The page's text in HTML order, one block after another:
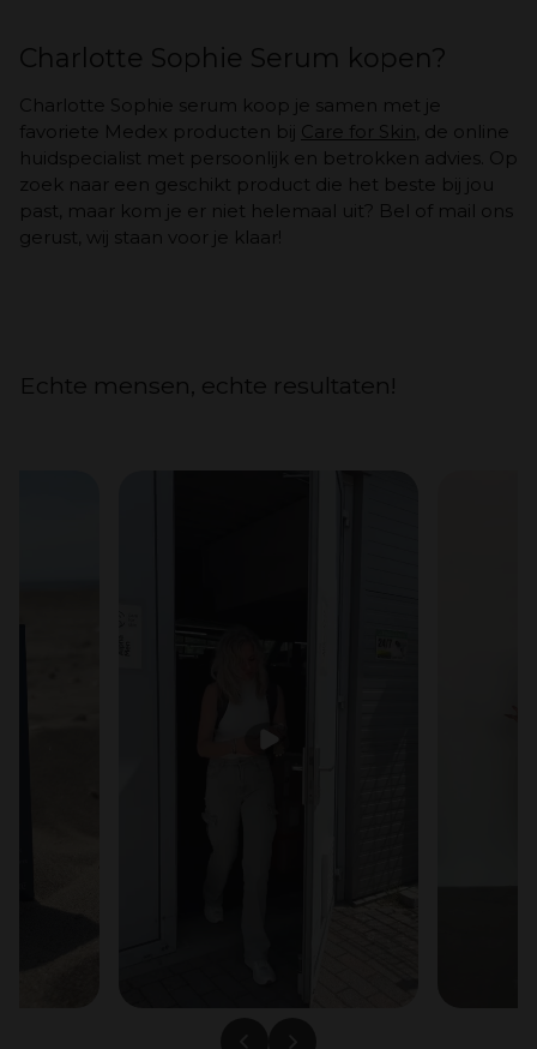
Charlotte Sophie Serum kopen?
Charlotte Sophie serum koop je samen met je
favoriete Medex producten bij Care for Skin , de online
huidspecialist met persoonlijk en betrokken advies. Op
zoek naar een geschikt product die het beste bij jou
past, maar kom je er niet helemaal uit? Bel of mail ons
gerust, wij staan voor je klaar!
Echte mensen, echte resultaten!